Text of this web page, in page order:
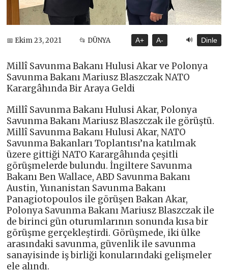
📅 Ekim 23, 2021 📂 DÜNYA A+ A- 🔊 Dinle
Millî Savunma Bakanı Hulusi Akar ve Polonya
Savunma Bakanı Mariusz Blaszczak NATO
Karargâhında Bir Araya Geldi
Millî Savunma Bakanı Hulusi Akar, Polonya
Savunma Bakanı Mariusz Blaszczak ile görüştü.
Millî Savunma Bakanı Hulusi Akar, NATO
Savunma Bakanları Toplantısı’na katılmak
üzere gittiği NATO Karargâhında çeşitli
görüşmelerde bulundu. İngiltere Savunma
Bakanı Ben Wallace, ABD Savunma Bakanı
Austin, Yunanistan Savunma Bakanı
Panagiotopoulos ile görüşen Bakan Akar,
Polonya Savunma Bakanı Mariusz Blaszczak ile
de birinci gün oturumlarının sonunda kısa bir
görüşme gerçekleştirdi. Görüşmede, iki ülke
arasındaki savunma, güvenlik ile savunma
sanayisinde iş birliği konularındaki gelişmeler
ele alındı.